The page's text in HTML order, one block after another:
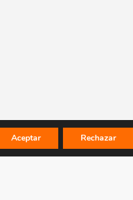
Aceptar Rechazar